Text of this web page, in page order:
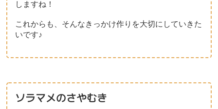
しますね！
これからも、そんなきっかけ作りを大切にしていきた
いです♪
ソラマメのさやむき